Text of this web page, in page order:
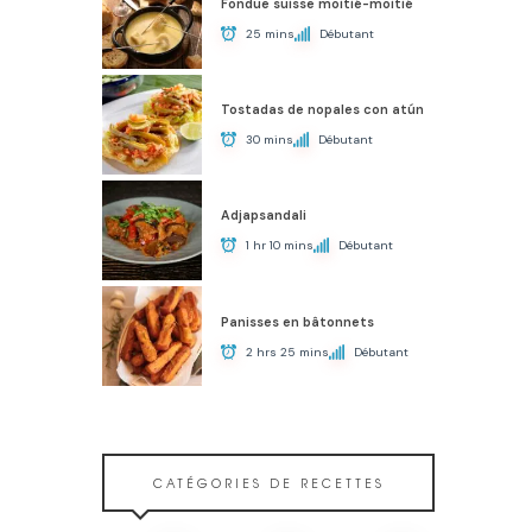
Fondue suisse moitié-moitié
25 mins Débutant
Tostadas de nopales con atún
30 mins Débutant
Adjapsandali
1 hr 10 mins Débutant
Panisses en bâtonnets
2 hrs 25 mins Débutant
CATÉGORIES DE RECETTES